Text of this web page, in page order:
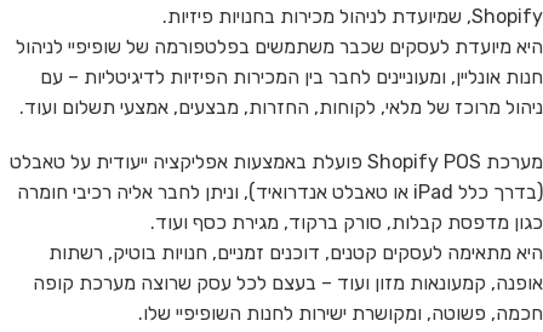
Shopify, שמיועדת לניהול מכירות בחנויות פיזיות.
היא מיועדת לעסקים שכבר משתמשים בפלטפורמה של שופיפיי לניהול
חנות אונליין, ומעוניינים לחבר בין המכירות הפיזיות לדיגיטליות – עם
ניהול מרוכז של מלאי, לקוחות, החזרות, מבצעים, אמצעי תשלום ועוד.
מערכת Shopify POS פועלת באמצעות אפליקציה ייעודית על טאבלט
(בדרך כלל iPad או טאבלט אנדרואיד), וניתן לחבר אליה רכיבי חומרה
כגון מדפסת קבלות, סורק ברקוד, מגירת כסף ועוד.
היא מתאימה לעסקים קטנים, דוכנים זמניים, חנויות בוטיק, רשתות
אופנה, קמעונאות מזון ועוד – בעצם לכל עסק שרוצה מערכת קופה
חכמה, פשוטה, ומקושרת ישירות לחנות השופיפיי שלו.